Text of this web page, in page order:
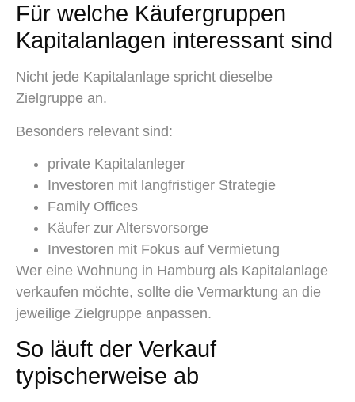
Für welche Käufergruppen
Kapitalanlagen interessant sind
Nicht jede Kapitalanlage spricht dieselbe
Zielgruppe an.
Besonders relevant sind:
private Kapitalanleger
Investoren mit langfristiger Strategie
Family Offices
Käufer zur Altersvorsorge
Investoren mit Fokus auf Vermietung
Wer eine Wohnung in Hamburg als Kapitalanlage
verkaufen möchte, sollte die Vermarktung an die
jeweilige Zielgruppe anpassen.
So läuft der Verkauf
typischerweise ab